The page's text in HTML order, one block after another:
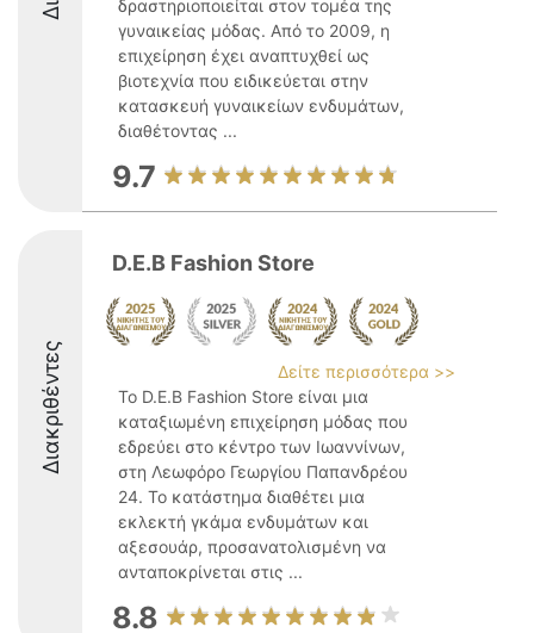
δραστηριοποιείται στον τομέα της
γυναικείας μόδας. Από το 2009, η
επιχείρηση έχει αναπτυχθεί ως
βιοτεχνία που ειδικεύεται στην
κατασκευή γυναικείων ενδυμάτων,
διαθέτοντας ...
9.7
Διακριθέντες
D.E.B Fashion Store
Δείτε περισσότερα >>
Το D.E.B Fashion Store είναι μια
καταξιωμένη επιχείρηση μόδας που
εδρεύει στο κέντρο των Ιωαννίνων,
στη Λεωφόρο Γεωργίου Παπανδρέου
24. Το κατάστημα διαθέτει μια
εκλεκτή γκάμα ενδυμάτων και
αξεσουάρ, προσανατολισμένη να
ανταποκρίνεται στις ...
8.8